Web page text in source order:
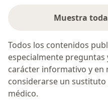
Muestra
Todos los contenidos
especialmente preguntas
carácter informativo y en
considerarse un
médico.